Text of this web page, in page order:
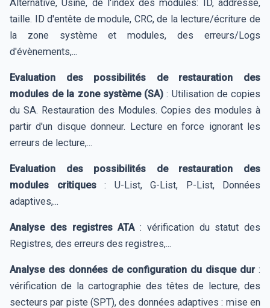
Alternative, Usine, de l'index des modules: ID, addresse,
taille. ID d'entête de module, CRC, de la lecture/écriture de
la zone système et modules, des erreurs/Logs
d'évènements,...
Evaluation des possibilités de restauration des
modules de la zone système (SA) : Utilisation de copies
du SA. Restauration des Modules. Copies des modules à
partir d'un disque donneur. Lecture en force ignorant les
erreurs de lecture,...
Evaluation des possibilités de restauration des
modules critiques: U-List, G-List, P-List, Données
adaptives,...
Analyse des registres ATA: vérification du statut des
Registres, des erreurs des registres,...
Analyse des données de configuration du disque dur:
vérification de la cartographie des têtes de lecture, des
secteurs par piste (SPT), des données adaptives : mise en